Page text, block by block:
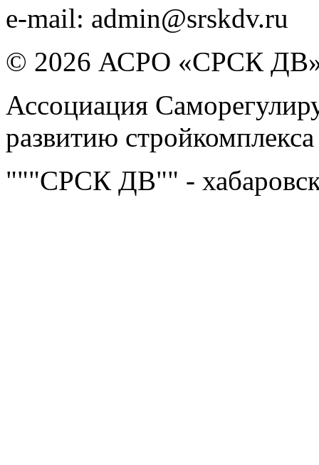
e-mail: admin@srskdv.ru
© 2026 АСРО «СРСК
Ассоциация
развитию
"""СРСК ДВ"" -